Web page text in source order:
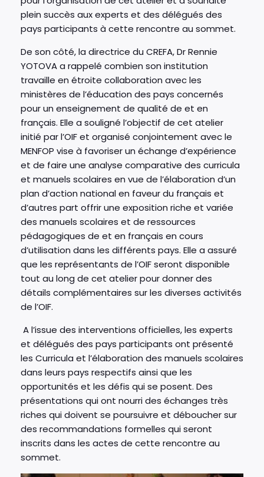
plein succès aux experts et des délégués des
pays participants à cette rencontre au sommet.
De son côté, la directrice du CREFA, Dr Rennie
YOTOVA a rappelé combien son institution
travaille en étroite collaboration avec les
ministères de l’éducation des pays concernés
pour un enseignement de qualité de et en
français. Elle a souligné l’objectif de cet atelier
initié par l’OIF et organisé conjointement avec le
MENFOP vise à favoriser un échange d’expérience
et de faire une analyse comparative des curricula
et manuels scolaires en vue de l’élaboration d’un
plan d’action national en faveur du français et
d’autres part offrir une exposition riche et variée
des manuels scolaires et de ressources
pédagogiques de et en français en cours
d’utilisation dans les différents pays. Elle a assuré
que les représentants de l’OIF seront disponible
tout au long de cet atelier pour donner des
détails complémentaires sur les diverses activités
de l’OIF.
A l’issue des interventions officielles, les experts
et délégués des pays participants ont présenté
les Curricula et l’élaboration des manuels scolaires
dans leurs pays respectifs ainsi que les
opportunités et les défis qui se posent. Des
présentations qui ont nourri des échanges très
riches qui doivent se poursuivre et déboucher sur
des recommandations formelles qui seront
inscrits dans les actes de cette rencontre au
sommet.